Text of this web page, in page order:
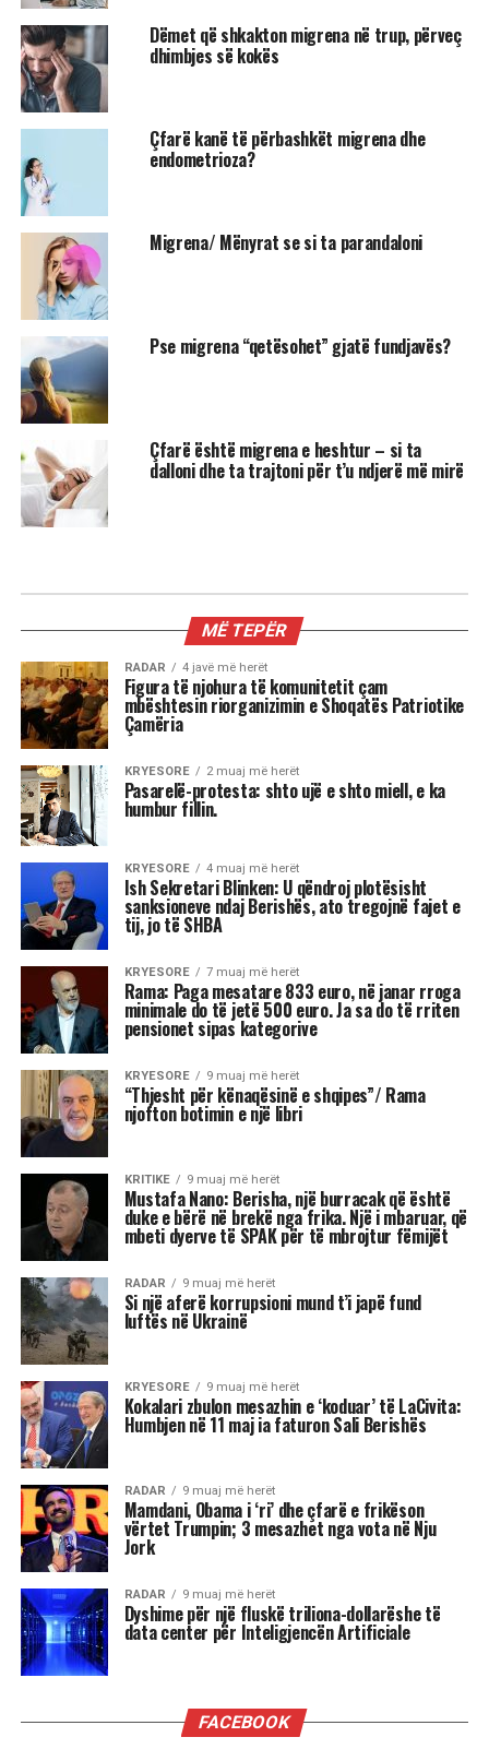
Dëmet që shkakton migrena në trup, përveç
dhimbjes së kokës
Çfarë kanë të përbashkët migrena dhe
endometrioza?
Migrena/ Mënyrat se si ta parandaloni
Pse migrena “qetësohet” gjatë fundjavës?
Çfarë është migrena e heshtur – si ta
dalloni dhe ta trajtoni për t’u ndjerë më mirë
3 shenjat më xheloze të horoskopit
Astrologjia tregon se disa shenja të zodiakut
janë më të prirura të përjetojnë xhelozi, për
shkak të pasigurisë, krenarisë ose nevojës së
fortë për njohje.
Kjo dinamikë shpesh sjell tensione dhe konflikte,
si në jetën personale, ashtu edhe në atë
profesionale.
Më poshtë janë tre shenjat e zodiakut që
konsiderohen më xheloze:
Akrepi
I njohur për intensitetin e tij emocional, akrepi
shpesh konkurron në heshtje. Kur ndjen se është
tejkaluar, mund të mbajë mëri dhe të tërhiqet
nga të tjerët.
Luani
Luanët kanë nevojë të madhe për vëmendje dhe
admirim. Kur këto nevoja nuk plotësohen,
ndjenja e xhelozisë mund të bëhet e fortë. Ata
shpesh nënvlerësojnë ata që i sfidojnë në
pozicionin e tyre, sidomos në rolin udhëheqës.
Astrologjia i këshillon Luanët të ushtrojnë më
shumë përulësi për të shmangur zilitë e
panevojshme.
Virgjëresha
nevojës së tyre për përsosmëri. Krahasimet e